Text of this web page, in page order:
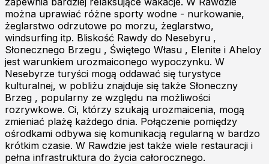
można uprawiać różne sporty wodne - nurkowanie,
żeglarstwo odrzutowe po morzu, żeglarstwo,
windsurfing itp. Bliskość Rawdy do Nesebyru ,
Słonecznego Brzegu , Świętego Własu , Elenite i Aheloy
jest warunkiem urozmaiconego wypoczynku. W
Nesebyrze turyści mogą oddawać się turystyce
kulturalnej, w pobliżu znajduje się także Słoneczny
Brzeg , popularny ze względu na możliwości
rozrywkowe. Ci, którzy szukają urozmaicenia, mogą
zmieniać plażę każdego dnia. Połączenie pomiędzy
ośrodkami odbywa się komunikacją regularną w bardzo
krótkim czasie. W Rawdzie jest także wiele restauracji i
pełna infrastruktura do życia całorocznego.